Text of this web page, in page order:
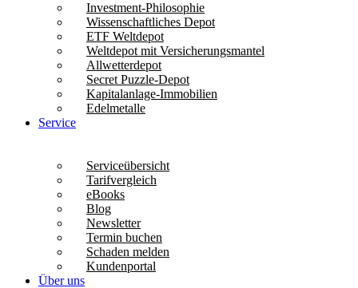
Investment-Philosophie
Wissenschaftliches Depot
ETF Weltdepot
Weltdepot mit Versicherungsmantel
Allwetterdepot
Secret Puzzle-Depot
Kapitalanlage-Immobilien
Edelmetalle
Service
Serviceübersicht
Tarifvergleich
eBooks
Blog
Newsletter
Termin buchen
Schaden melden
Kundenportal
Über uns